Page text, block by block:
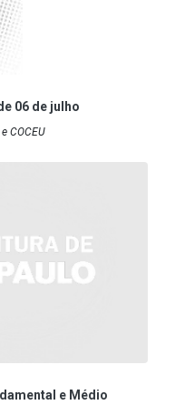
06 de julho
COCEU
e Médio